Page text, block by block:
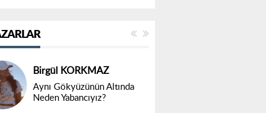
Birgül KORKMAZ
Aynı Gökyüzünün Altında
Neden Yabancıyız?